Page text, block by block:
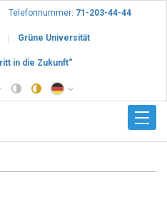
Telefonnummer: 71-203-44-44
Grüne Universität
in die Zukunft“